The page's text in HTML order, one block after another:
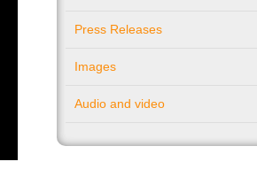
Press Releases
Images
Audio and video